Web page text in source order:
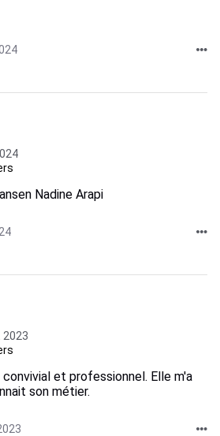
Nadine Arapi
2023
et professionnel. Elle m'a
son métier.